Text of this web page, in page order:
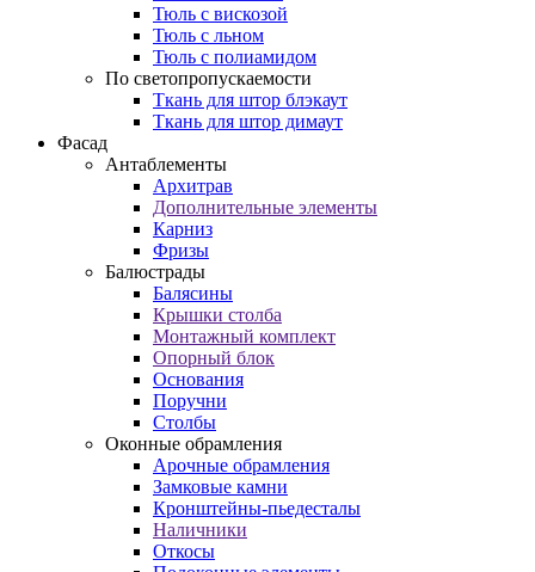
Тюль с вискозой
Тюль с льном
Тюль с полиамидом
По светопропускаемости
Ткань для штор блэкаут
Ткань для штор димаут
Фасад
Антаблементы
Архитрав
Дополнительные элементы
Карниз
Фризы
Балюстрады
Балясины
Крышки столба
Монтажный комплект
Опорный блок
Основания
Поручни
Столбы
Оконные обрамления
Арочные обрамления
Замковые камни
Кронштейны-пьедесталы
Наличники
Откосы